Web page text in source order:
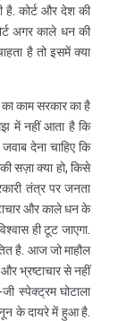
कोर्ट और देश की
अगर काले धन की
है तो इसमें क्या
काम सरकार का है
में नहीं आता है कि
देना चाहिए कि
सज़ा क्या हो, किसे
तंत्र पर जनता
और काले धन के
ही टूट जाएगा.
है. आज जो माहौल
भ्रष्टाचार से नहीं
स्पेक्ट्रम घोटाला
के दायरे में हुआ है.